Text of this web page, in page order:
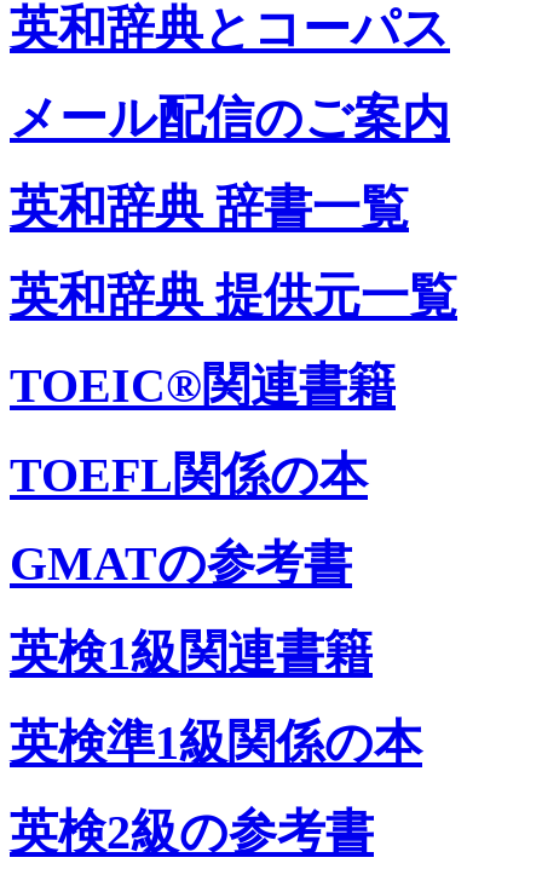
英和辞典とコーパス
メール配信のご案内
英和辞典 辞書一覧
英和辞典 提供元一覧
TOEIC®関連書籍
TOEFL関係の本
GMATの参考書
英検1級関連書籍
英検準1級関係の本
英検2級の参考書